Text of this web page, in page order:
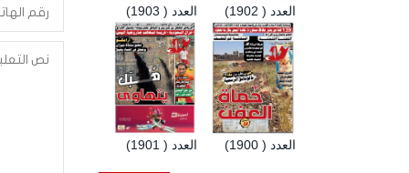
العدد ( 1903) العدد ( 1902)
العدد ( 1901) العدد ( 1900)